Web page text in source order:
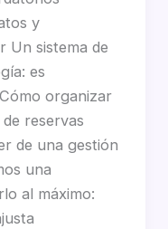
y
Un sistema de
es
Cómo organizar
reservas
de una gestión
una
al máximo: